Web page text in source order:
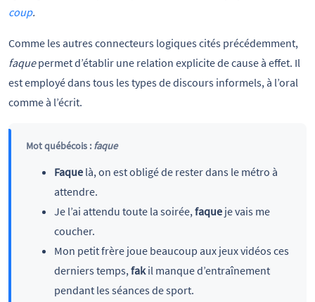
coup.
Comme les autres connecteurs logiques cités précédemment,
faquepermet d’établir une relation explicite de cause à effet. Il
est employé dans tous les types de discours informels, à l’oral
comme à l’écrit.
Mot québécois : faque
Faquelà, on est obligé de rester dans le métro à
attendre.
Je l’ai attendu toute la soirée,faqueje vais me
coucher.
Mon petit frère joue beaucoup aux jeux vidéos ces
derniers temps,fakil manque d’entraînement
pendant les séances de sport.